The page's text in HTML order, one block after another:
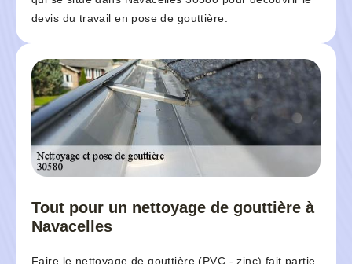
devis du travail en pose de gouttière.
Tout pour un nettoyage de gouttière à
Navacelles
Faire le nettoyage de gouttière (PVC - zinc) fait partie